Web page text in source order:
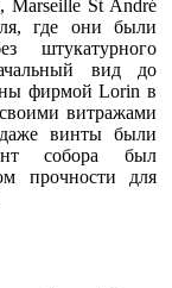
Marseille St André
где они были
штукатурного
вид до
фирмой Lorin в
витражами
винты были
собора был
прочности для